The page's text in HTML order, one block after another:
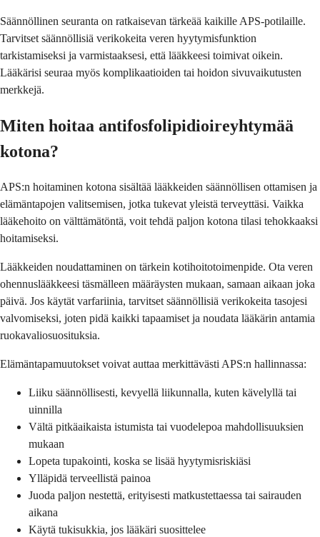
Säännöllinen seuranta on ratkaisevan tärkeää kaikille APS-potilaille.
Tarvitset säännöllisiä verikokeita veren hyytymisfunktion
tarkistamiseksi ja varmistaaksesi, että lääkkeesi toimivat oikein.
Lääkärisi seuraa myös komplikaatioiden tai hoidon sivuvaikutusten
merkkejä.
Miten hoitaa antifosfolipidioireyhtymää
kotona?
APS:n hoitaminen kotona sisältää lääkkeiden säännöllisen ottamisen ja
elämäntapojen valitsemisen, jotka tukevat yleistä terveyttäsi. Vaikka
lääkehoito on välttämätöntä, voit tehdä paljon kotona tilasi tehokkaaksi
hoitamiseksi.
Lääkkeiden noudattaminen on tärkein kotihoitotoimenpide. Ota veren
ohennuslääkkeesi täsmälleen määräysten mukaan, samaan aikaan joka
päivä. Jos käytät varfariinia, tarvitset säännöllisiä verikokeita tasojesi
valvomiseksi, joten pidä kaikki tapaamiset ja noudata lääkärin antamia
ruokavaliosuosituksia.
Elämäntapamuutokset voivat auttaa merkittävästi APS:n hallinnassa:
Liiku säännöllisesti, kevyellä liikunnalla, kuten kävelyllä tai
uinnilla
Vältä pitkäaikaista istumista tai vuodelepoa mahdollisuuksien
mukaan
Lopeta tupakointi, koska se lisää hyytymisriskiäsi
Ylläpidä terveellistä painoa
Juoda paljon nestettä, erityisesti matkustettaessa tai sairauden
aikana
Käytä tukisukkia, jos lääkäri suosittelee